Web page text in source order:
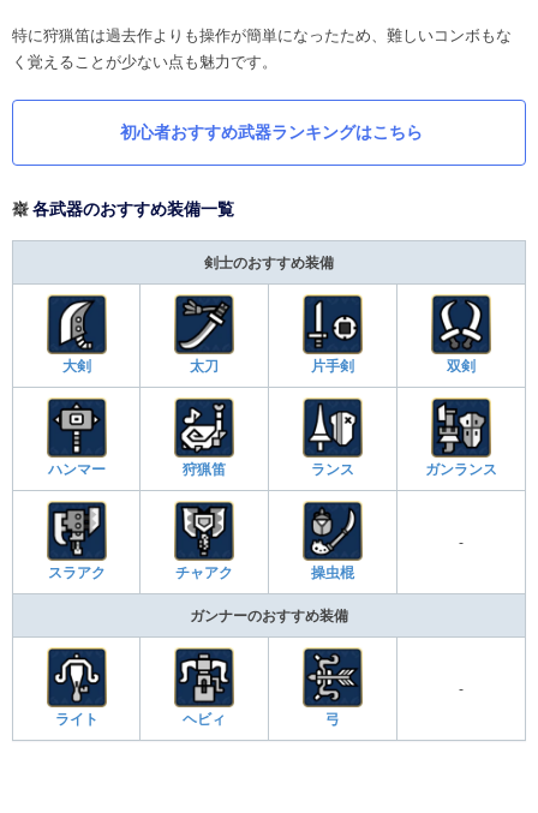
特に狩猟笛は過去作よりも操作が簡単になったため、難しいコンボもな
く覚えることが少ない点も魅力です。
初心者おすすめ武器ランキングはこちら
各武器のおすすめ装備一覧
剣士のおすすめ装備
大剣 太刀 片手剣 双剣
ハンマー 狩猟笛 ランス ガンランス
スラアク チャアク 操虫棍
-
ガンナーのおすすめ装備
ライト ヘビィ 弓
-